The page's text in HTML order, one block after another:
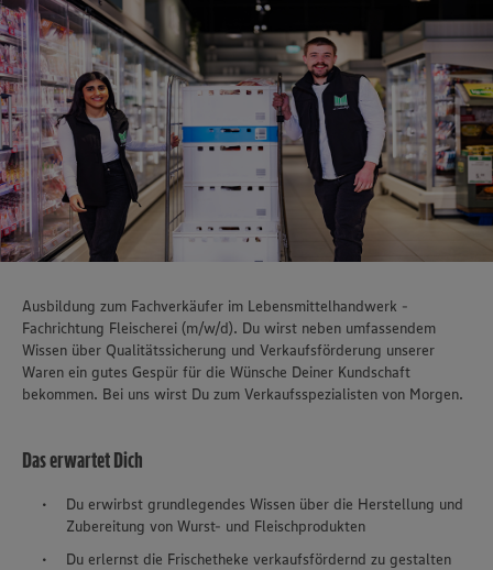
Ausbildung zum Fachverkäufer im Lebensmittelhandwerk -
Fachrichtung Fleischerei (m/w/d). Du wirst neben umfassendem
Wissen über Qualitätssicherung und Verkaufsförderung unserer
Waren ein gutes Gespür für die Wünsche Deiner Kundschaft
bekommen. Bei uns wirst Du zum Verkaufsspezialisten von Morgen.
Das erwartet Dich
Du erwirbst grundlegendes Wissen über die Herstellung und
Zubereitung von Wurst- und Fleischprodukten
Du erlernst die Frischetheke verkaufsfördernd zu gestalten